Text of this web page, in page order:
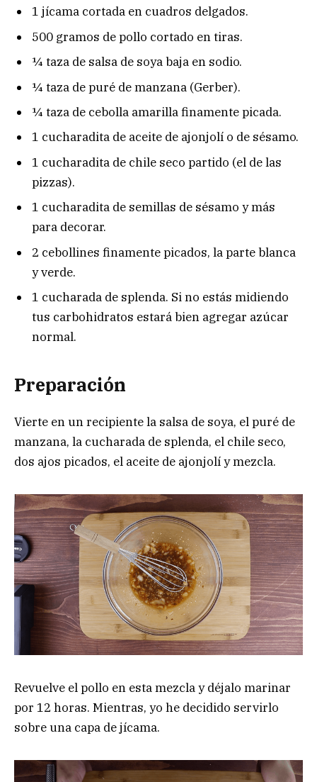
1 jícama cortada en cuadros delgados.
500 gramos de pollo cortado en tiras.
¼ taza de salsa de soya baja en sodio.
¼ taza de puré de manzana (Gerber).
¼ taza de cebolla amarilla finamente picada.
1 cucharadita de aceite de ajonjolí o de sésamo.
1 cucharadita de chile seco partido (el de las
pizzas).
1 cucharadita de semillas de sésamo y más
para decorar.
2 cebollines finamente picados, la parte blanca
y verde.
1 cucharada de splenda. Si no estás midiendo
tus carbohidratos estará bien agregar azúcar
normal.
Preparación
Vierte en un recipiente la salsa de soya, el puré de
manzana, la cucharada de splenda, el chile seco,
dos ajos picados, el aceite de ajonjolí y mezcla.
Revuelve el pollo en esta mezcla y déjalo marinar
por 12 horas. Mientras, yo he decidido servirlo
sobre una capa de jícama.